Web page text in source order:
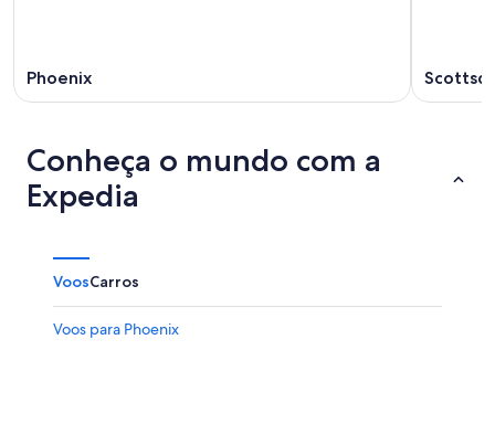
Phoenix
Conheça o mundo com a
Expedia
VoosCarros
Voos para Phoenix